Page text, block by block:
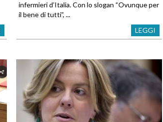
infermieri d’Italia. Con lo slogan “Ovunque per
il bene di tutti”, ...
LEGGI